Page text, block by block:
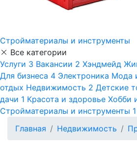
Стройматериалы и инструменты
Все категории
Услуги 3 Вакансии 2 Хэндмейд
Для бизнеса 4 Электроника Мода
отдых Недвижимость 2 Детские
дачи 1 Красота и здоровье Хобби
Стройматериалы и инструменты 1
Главная
Недвижимость